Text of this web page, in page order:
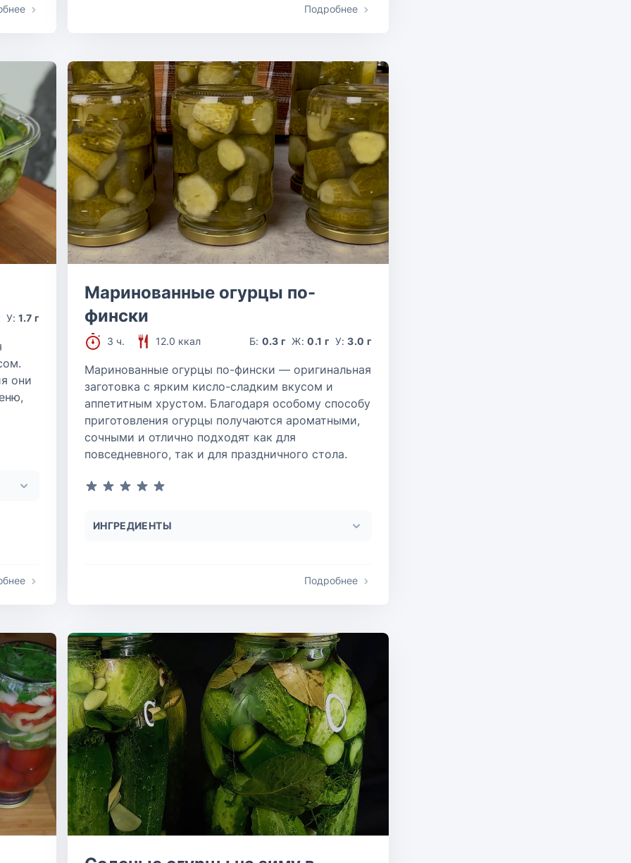
Подробнее
У:1.7 г
они
Маринованные огурцы по-
фински
3 ч. 12.0 ккал Б: 0.3 г Ж:0.1 г У:3.0 г
Маринованные огурцы по-фински — оригинальная
заготовка с ярким кисло-сладким вкусом и
аппетитным хрустом. Благодаря особому способу
приготовления огурцы получаются ароматными,
сочными и отлично подходят как для
повседневного, так и для праздничного стола.
ИНГРЕДИЕНТЫ
Подробнее